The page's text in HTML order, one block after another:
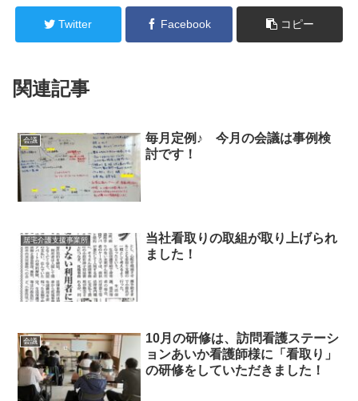
Twitter Facebook コピー
関連記事
会議
毎月定例♪ 今月の会議は事例検
討です！
居宅介護支援事業所
当社看取りの取組が取り上げられ
ました！
会議
10月の研修は、訪問看護ステーシ
ョンあいか看護師様に「看取り」
の研修をしていただきました！